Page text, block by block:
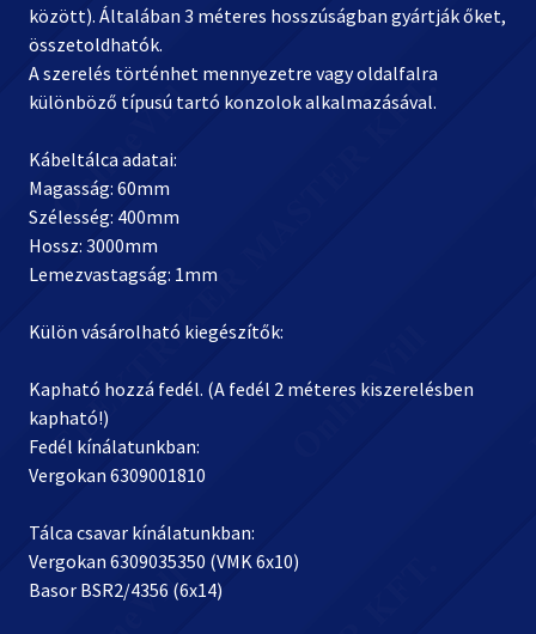
között). Általában 3 méteres hosszúságban gyártják őket,
összetoldhatók.
A szerelés történhet mennyezetre vagy oldalfalra
különböző típusú tartó konzolok alkalmazásával.
Kábeltálca adatai:
Magasság: 60mm
Szélesség: 400mm
Hossz: 3000mm
Lemezvastagság: 1mm
Külön vásárolható kiegészítők:
Kapható hozzá fedél. (A fedél 2 méteres kiszerelésben
kapható!)
Fedél kínálatunkban:
Vergokan 6309001810
Tálca csavar kínálatunkban:
Vergokan 6309035350 (VMK 6x10)
Basor BSR2/4356 (6x14)